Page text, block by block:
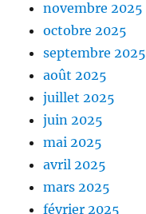
novembre 2025
octobre 2025
septembre 2025
août 2025
juillet 2025
juin 2025
mai 2025
avril 2025
mars 2025
février 2025